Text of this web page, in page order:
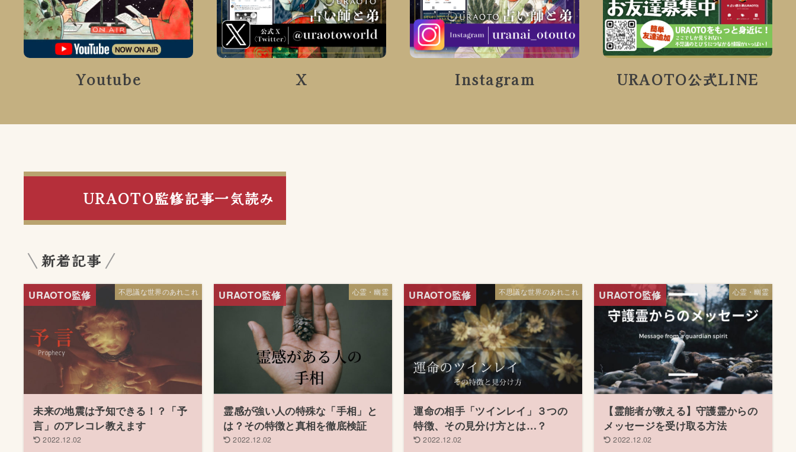
Youtube X Instagram URAOTO公式LINE
URAOTO監修記事一気読み
新着記事
不思議な世界のあれこれ
未来の地震は予知できる！？「予
言」のアレコレ教えます
2022.12.02
心霊・幽霊
霊感が強い人の特殊な「手相」と
は？その特徴と真相を徹底検証
2022.12.02
不思議な世界のあれこれ
運命の相手「ツインレイ」３つの
特徴、その見分け方とは…？
2022.12.02
心霊・幽霊
【霊能者が教える】守護霊からの
メッセージを受け取る方法
2022.12.02